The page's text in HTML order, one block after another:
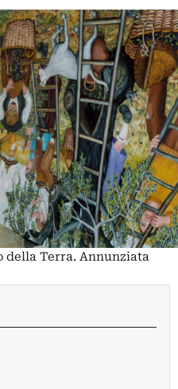
della Terra. Annunziata